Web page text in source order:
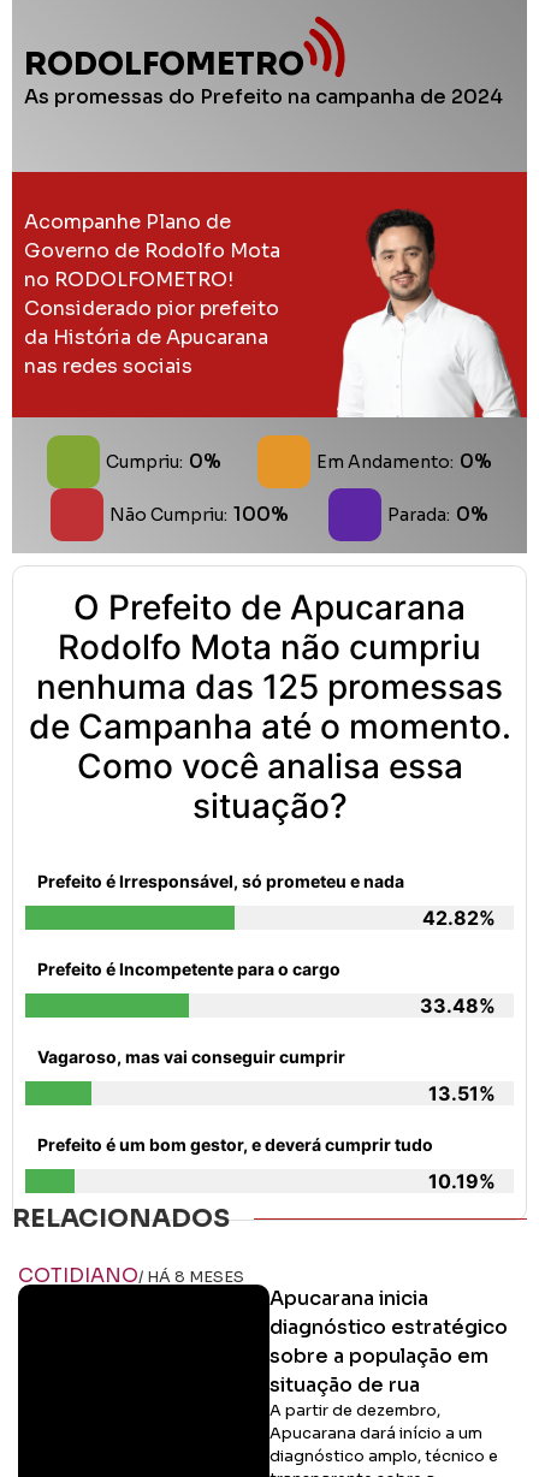
RODOLFOMETRO
As promessas do Prefeito na campanha de 2024
Acompanhe Plano de
Governo de Rodolfo Mota
no RODOLFOMETRO!
Considerado pior prefeito
da História de Apucarana
nas redes sociais
Cumpriu: 0% Em Andamento: 0%
Não Cumpriu: 100% Parada: 0%
O Prefeito de Apucarana
Rodolfo Mota não cumpriu
nenhuma das 125 promessas
de Campanha até o momento.
Como você analisa essa
situação?
Prefeito é Irresponsável, só prometeu e nada
42.82%
Prefeito é Incompetente para o cargo
33.48%
Vagaroso, mas vai conseguir cumprir
13.51%
Prefeito é um bom gestor, e deverá cumprir tudo
10.19%
RELACIONADOS
COTIDIANO/ HÁ 8 MESES
Apucarana inicia
diagnóstico estratégico
sobre a população em
situação de rua
A partir de dezembro,
Apucarana dará início a um
diagnóstico amplo, técnico e